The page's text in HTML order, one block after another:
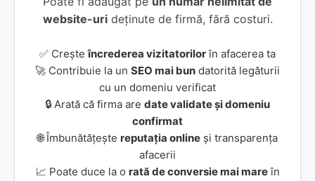
website-urideținute de firmă, fără costuri.
✅ Creșteîncrederea vizitatorilorîn afacerea ta
🚀 Contribuie la un SEO mai bun datorită legăturii
cu un domeniu verificat
🔒 Arată că firma are date validate și domeniu
confirmat
🌐 Îmbunătățește reputația online și transparența
afacerii
📈 Poate duce la o rată de conversie mai mareîn